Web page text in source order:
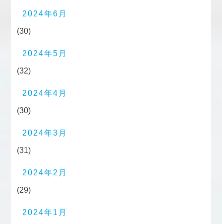
2024年6月
(30)
2024年5月
(32)
2024年4月
(30)
2024年3月
(31)
2024年2月
(29)
2024年1月